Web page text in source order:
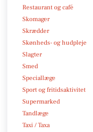
Restaurant og café
Skomager
Skrædder
Skønheds- og hudpleje
Slagter
Smed
Speciallæge
Sport og fritidsaktivitet
Supermarked
Tandlæge
Taxi / Taxa